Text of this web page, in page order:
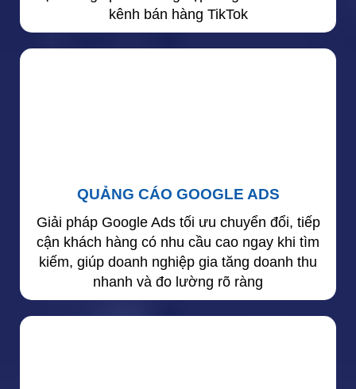
kênh bán hàng TikTok
QUẢNG CÁO GOOGLE ADS
Giải pháp Google Ads tối ưu chuyển đổi, tiếp
cận khách hàng có nhu cầu cao ngay khi tìm
kiếm, giúp doanh nghiệp gia tăng doanh thu
nhanh và đo lường rõ ràng